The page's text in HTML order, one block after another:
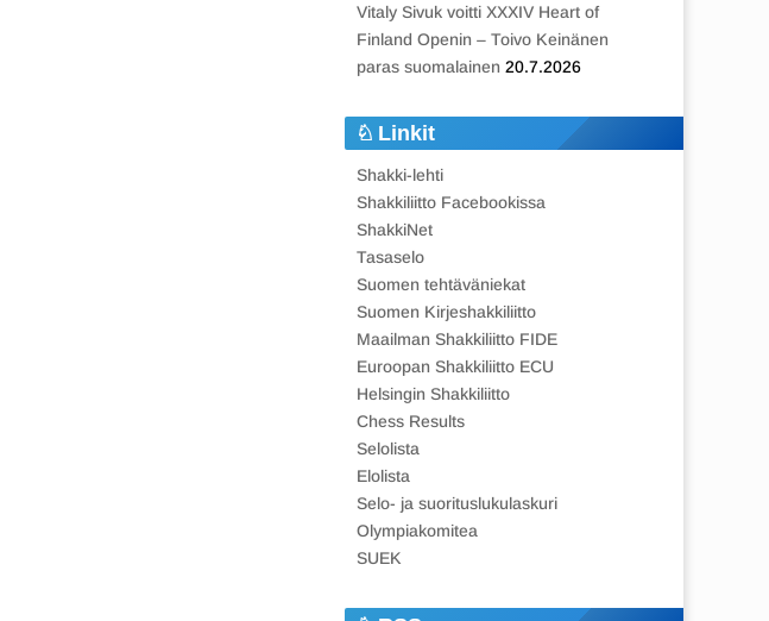
Vitaly Sivuk voitti XXXIV Heart of
Finland Openin – Toivo Keinänen
paras suomalainen 20.7.2026
Linkit
Shakki-lehti
Shakkiliitto Facebookissa
ShakkiNet
Tasaselo
Suomen tehtäväniekat
Suomen Kirjeshakkiliitto
Maailman Shakkiliitto FIDE
Euroopan Shakkiliitto ECU
Helsingin Shakkiliitto
Chess Results
Selolista
Elolista
Selo- ja suorituslukulaskuri
Olympiakomitea
SUEK